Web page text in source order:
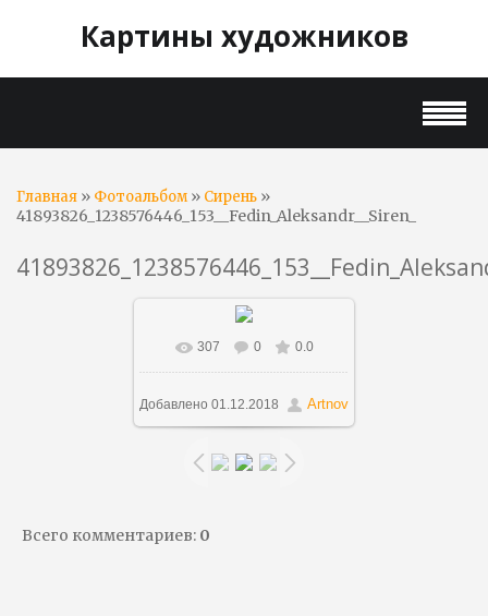
Картины художников
Главная » Фотоальбом» Сирень »
41893826_1238576446_153__Fedin_Aleksandr__Siren_
В реальном размере
699x526/ 156.7Kb
307 0 0.0
Добавлено 01.12.2018 Artnov
Всего комментариев: 0